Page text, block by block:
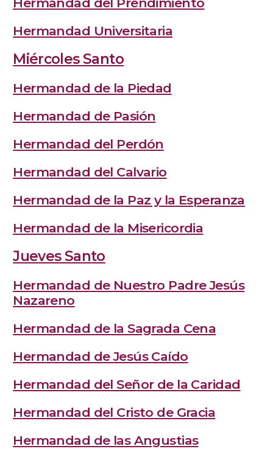
Hermandad Universitaria
Miércoles Santo
Hermandad de la Piedad
Hermandad de Pasión
Hermandad del Perdón
Hermandad del Calvario
Hermandad de la Paz y la Esperanza
Hermandad de la Misericordia
Jueves Santo
Hermandad de Nuestro Padre Jesús
Nazareno
Hermandad de la Sagrada Cena
Hermandad de Jesús Caído
Hermandad del Señor de la Caridad
Hermandad del Cristo de Gracia
Hermandad de las Angustias